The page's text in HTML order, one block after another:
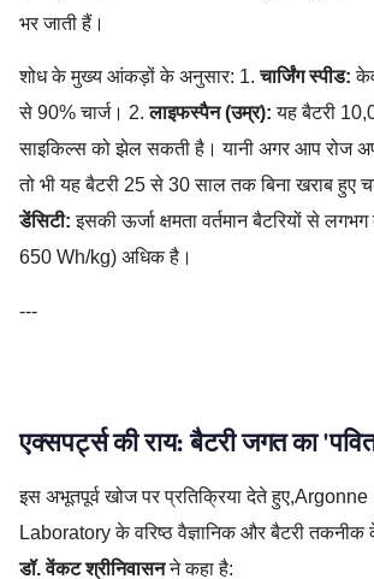
भर जाती हैं।
शोध के मुख्य आंकड़ों के अनुसार: 1.चार्जिंग स्पीड:
से 90% चार्ज। 2.लाइफस्पैन (उम्र): यह बैटरी
साइकिल्स को झेल सकती है। यानी अगर आप रोज
तो भी यह बैटरी 25 से 30 साल तक बिना खराब हुए
डेंसिटी: इसकी ऊर्जा क्षमता वर्तमान बैटरियों से
650 Wh/kg) अधिक है।
---
एक्सपर्ट्स की राय: बैटरी जगत का
इस अभूतपूर्व खोज पर प्रतिक्रिया देते
Laboratory के वरिष्ठ वैज्ञानिक और बैटरी तकनीक
डॉ. वेंकट श्रीनिवासनने कहा है: